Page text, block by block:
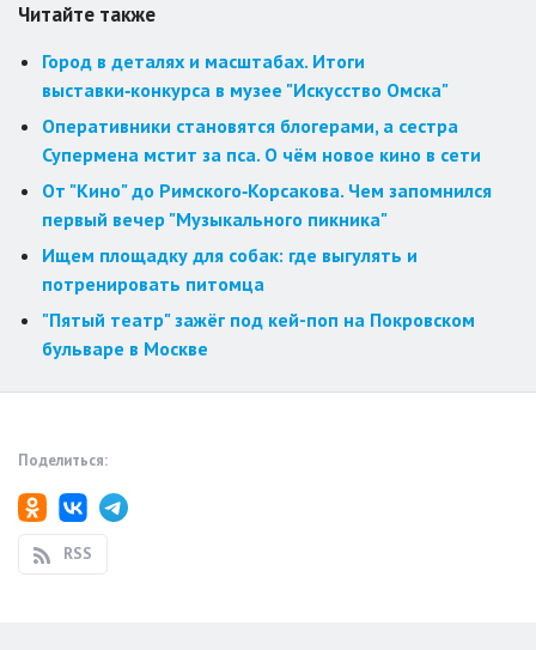
Читайте также
Город в деталях и масштабах. Итоги
выставки‑конкурса в музее "Искусство Омска"
Оперативники становятся блогерами, а сестра
Супермена мстит за пса. О чём новое кино в сети
От "Кино" до Римского‑Корсакова. Чем запомнился
первый вечер "Музыкального пикника"
Ищем площадку для собак: где выгулять и
потренировать питомца
"Пятый театр" зажёг под кей-поп на Покровском
бульваре в Москве
Поделиться:
RSS